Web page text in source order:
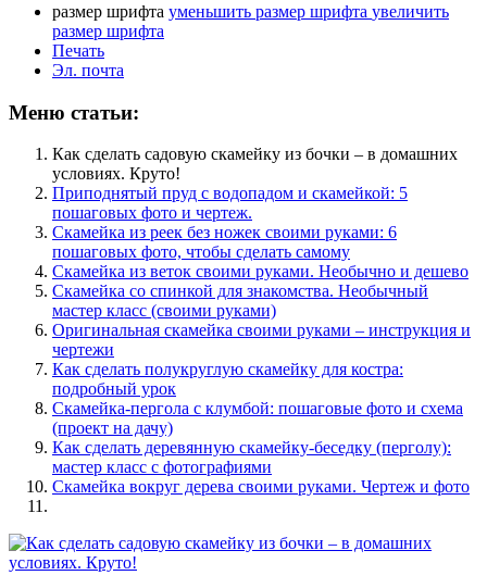
размер шрифта уменьшить размер шрифта увеличить
размер шрифта
Печать
Эл. почта
Меню статьи:
Как сделать садовую скамейку из бочки – в домашних
условиях. Круто!
Приподнятый пруд с водопадом и скамейкой: 5
пошаговых фото и чертеж.
Скамейка из реек без ножек своими руками: 6
пошаговых фото, чтобы сделать самому
Скамейка из веток своими руками. Необычно и дешево
Скамейка со спинкой для знакомства. Необычный
мастер класс (своими руками)
Оригинальная скамейка своими руками – инструкция и
чертежи
Как сделать полукруглую скамейку для костра:
подробный урок
Скамейка-пергола с клумбой: пошаговые фото и схема
(проект на дачу)
Как сделать деревянную скамейку-беседку (перголу):
мастер класс с фотографиями
Скамейка вокруг дерева своими руками. Чертеж и фото